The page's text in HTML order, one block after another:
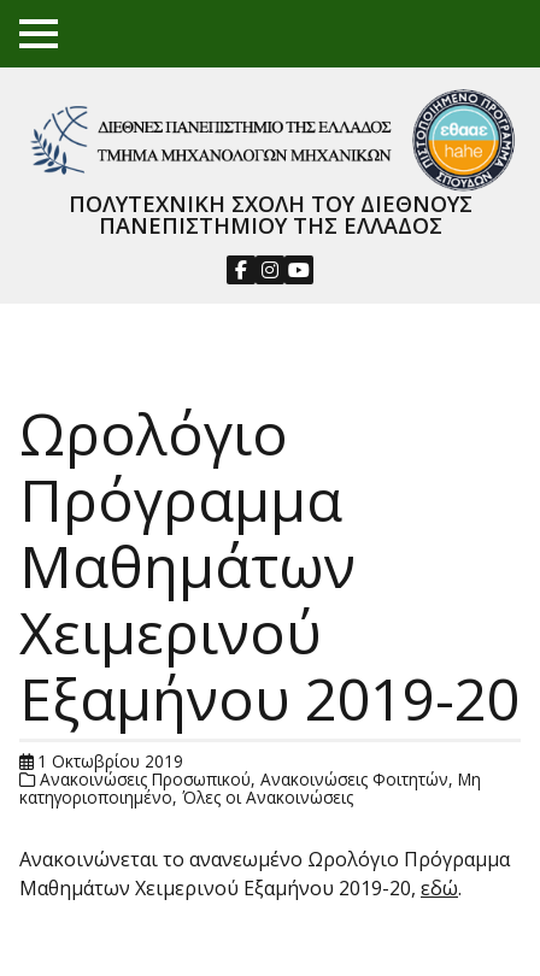
TO
GGL
NU
ΠΟΛΥΤΕΧΝΙΚΗ ΣΧΟΛΗ ΤΟΥ ΔΙΕΘΝΟΥΣ
ΠΑΝΕΠΙΣΤΗΜΙΟΥ ΤΗΣ ΕΛΛΑΔΟΣ
Ωρολόγιο
Πρόγραμμα
Μαθημάτων
Χειμερινού
Εξαμήνου 2019-20
1 Οκτωβρίου 2019
Ανακοινώσεις Προσωπικού,Ανακοινώσεις Φοιτητών,Μη
κατηγοριοποιημένο, Όλες οι Ανακοινώσεις
Ανακοινώνεται το ανανεωμένο Ωρολόγιο Πρόγραμμα
Μαθημάτων Χειμερινού Εξαμήνου 2019-20, εδώ.